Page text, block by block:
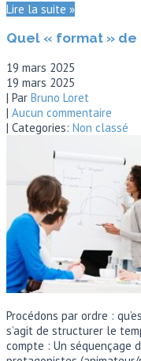
Lire la suite »
Quel « format » de
19 mars 2025
19 mars 2025
| Par Bruno Loret
| Aucun commentaire
| Categories: Non classé
Procédons par ordre :
s’agit de structurer le
compte : Un séquençage